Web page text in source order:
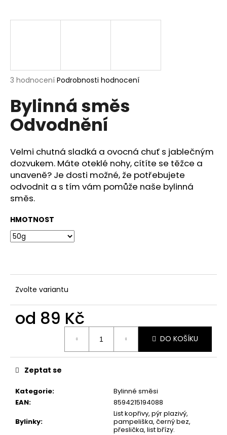
Průměrné
produktu
je
5,0
z
hvězdiček.
3 hodnocení Podrobnosti hodnocení
Bylinná směs
Odvodnění
Velmi chutná sladká a ovocná chuť s jablečným
dozvukem. Máte oteklé nohy, cítíte se těžce a
unaveně? Je dosti možné, že potřebujete
odvodnit a s tím vám pomůže naše bylinná
směs.
HMOTNOST
Zvolte variantu
od 89 Kč
DO KOŠÍKU
Kategorie:
Bylinné směsi
EAN:
8594215194088
Bylinky:
List kopřivy, pýr plazivý,
pampeliška, černý bez,
přeslička, list břízy.
Zeptat se
j
?
HLEDAT
D
o
p
o
u
č
u
m
e
MATCHA
YUKI
Kč